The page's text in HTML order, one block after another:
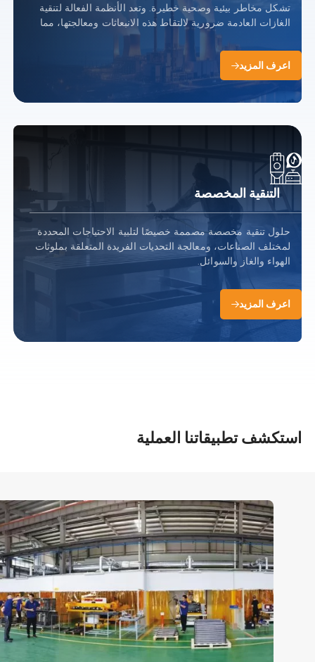
تشكل مخاطر بيئية وصحية خطيرة. وتعد الأنظمة الفعالة لتنقية
الغازات العادمة ضرورية لالتقاط هذه الانبعاثات ومعالجتها، مما
يضمن الامتثال للمعايير التنظيمية.
اعرف المزيد
التنقية المخصصة
حلول تنقية مخصصة مصممة خصيصًا لتلبية الاحتياجات المحددة
لمختلف الصناعات، ومعالجة التحديات الفريدة المتعلقة بملوثات
الهواء والغاز والسوائل.
اعرف المزيد
استكشف تطبيقاتنا العملية